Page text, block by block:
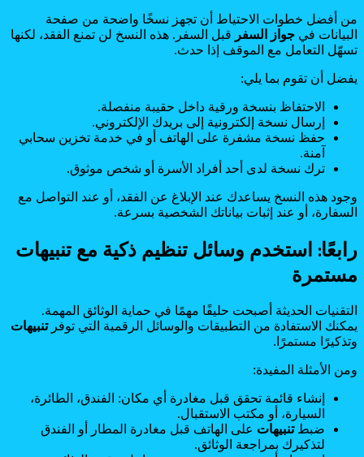
من أفضل خطوات الاحتياط أن تجهز نسخًا واضحة من صفحة
البيانات في جواز السفر قبل السفر. هذه النسخ لن تمنع الفقد، لكنها
تسهّل التعامل مع الموقف إذا حدث.
يفضل أن تقوم بما يلي:
الاحتفاظ بنسخة ورقية داخل حقيبة منفصلة.
إرسال نسخة إلكترونية إلى بريدك الإلكتروني.
حفظ نسخة مشفرة على الهاتف أو في خدمة تخزين سحابي
آمنة.
ترك نسخة لدى أحد أفراد الأسرة أو شخص موثوق.
وجود هذه النسخ يساعدك عند الإبلاغ عن الفقد، أو عند التواصل مع
السفارة، أو عند إثبات بياناتك الشخصية بسرعة.
رابعًا: استخدم وسائل تنظيم ذكية مع تنبيهات
مستمرة
التقنيات الحديثة أصبحت حليفًا مهمًا في حماية الوثائق المهمة.
يمكنك الاستفادة من التطبيقات والوسائل الرقمية التي توفرتنبيهات
وتذكيرًا مستمرًا.
ومن الأمثلة المفيدة:
إنشاء قائمة تحقق قبل مغادرة أي مكان: الفندق، الطائرة،
السيارة، أو مكتب الاستقبال.
ضبطتنبيهات على الهاتف قبل مغادرة المطار أو الفندق
لتذكيرك بمراجعة الوثائق.